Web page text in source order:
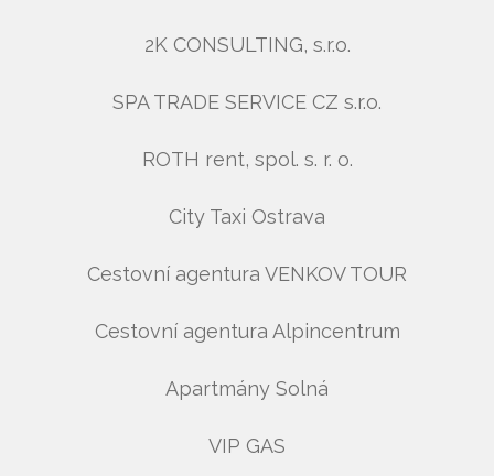
2K CONSULTING, s.r.o.
SPA TRADE SERVICE CZ s.r.o.
ROTH rent, spol. s. r. o.
City Taxi Ostrava
Cestovní agentura VENKOV TOUR
Cestovní agentura Alpincentrum
Apartmány Solná
VIP GAS